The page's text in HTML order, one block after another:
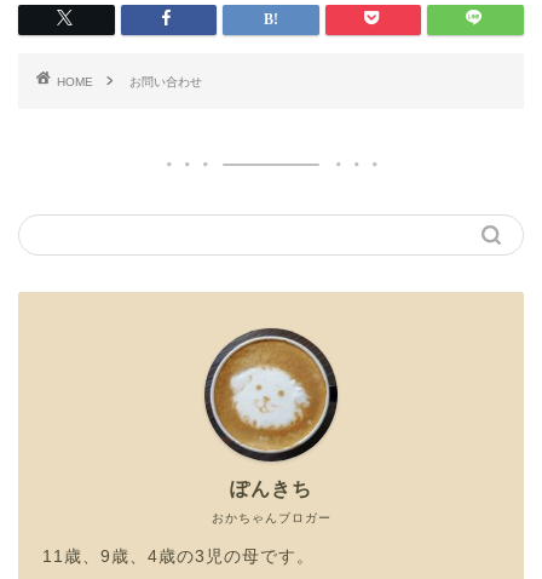
HOME お問い合わせ
おかちゃんブロガー
ぽんきち
11歳、9歳、4歳の3児の母です。